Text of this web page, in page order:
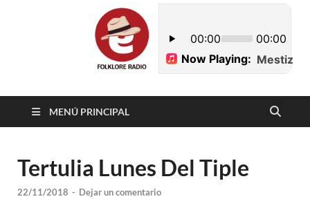
MENÚ PRINCIPAL
Tertulia Lunes Del Tiple
22/11/2018 - Dejar un comentario